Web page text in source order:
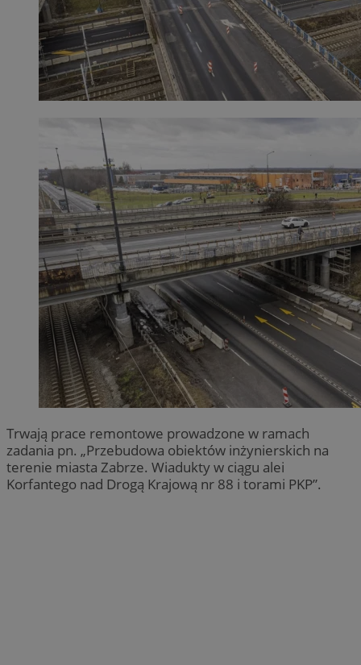
Trwają prace remontowe prowadzone w ramach
zadania pn. „Przebudowa obiektów inżynierskich na
terenie miasta Zabrze. Wiadukty w ciągu alei
Korfantego nad Drogą Krajową nr 88 i torami PKP”.